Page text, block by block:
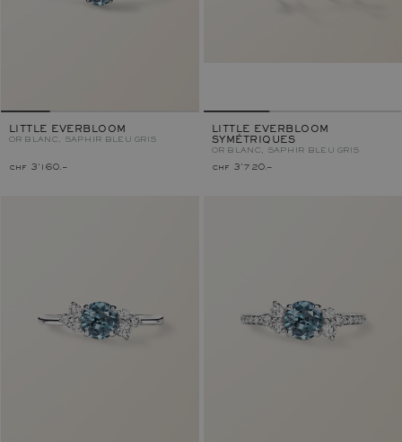
LITTLE EVERBLOOM
OR BLANC, SAPHIR BLEU GRIS
chf 3'160.–
LITTLE EVERBLOOM
SYMÉTRIQUES
OR BLANC, SAPHIR BLEU GRIS
chf 3'720.–